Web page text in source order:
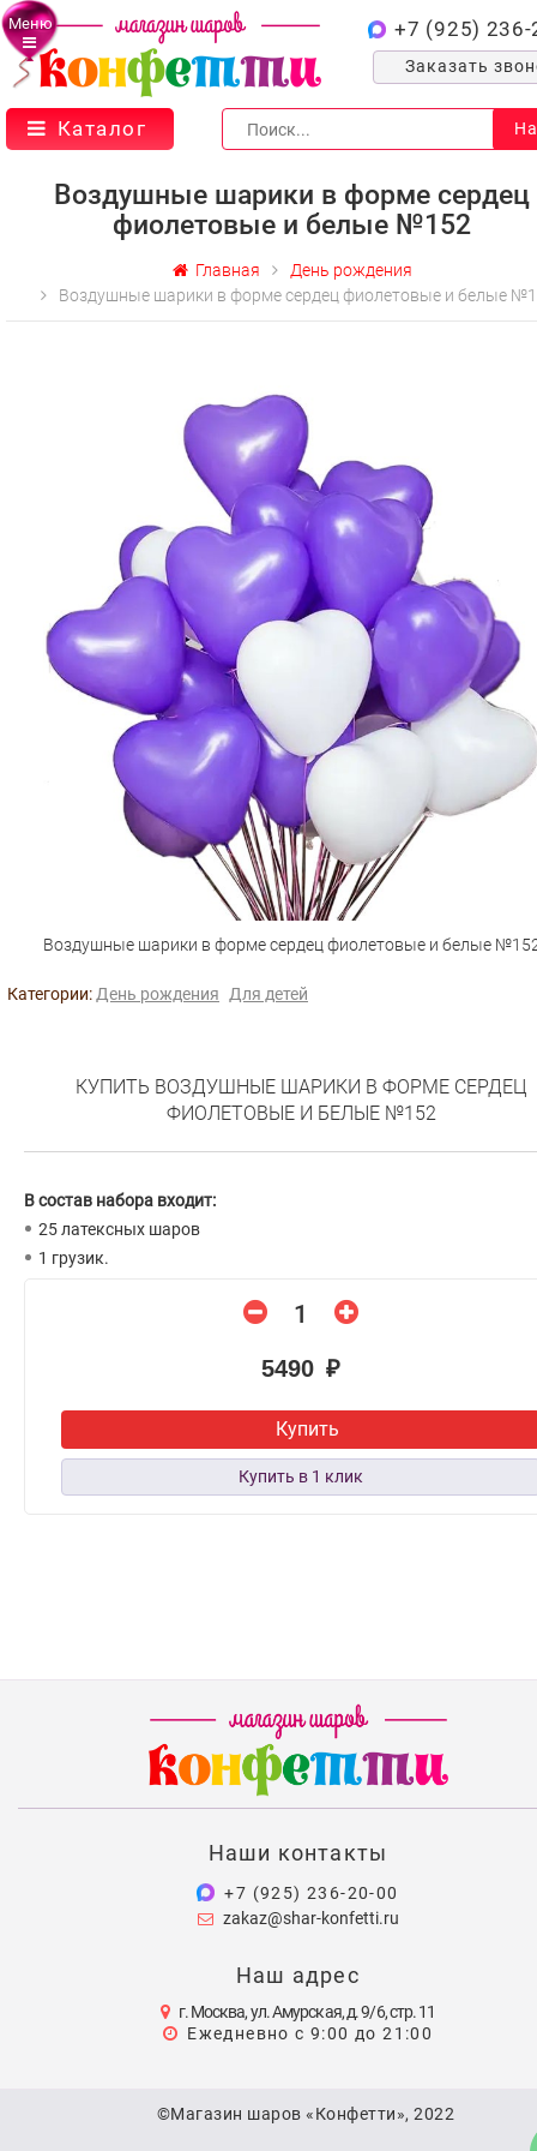
Меню +7 (925) 236-
Заказать
Каталог
Воздушные шарики в форме сердец
фиолетовые и белые №152
Главная
День рождения
Воздушные шарики в форме сердец фиолетовые и белые
Воздушные шарики в форме сердец фиолетовые и белые
Категории: День рождения Для детей
КУПИТЬ ВОЗДУШНЫЕ ШАРИКИ В ФОРМЕ СЕРДЕЦ
ФИОЛЕТОВЫЕ И БЕЛЫЕ №152
В состав набора входит:
25 латексных шаров
1 грузик.
5490 ₽
Купить
Наши контакты
+7 (925) 236-20-00
zakaz@shar-konfetti.ru
Наш адрес
г. Москва, ул. Амурская, д. 9/6, стр. 11
Ежедневно с 9:00 до 21:00
©Магазин шаров «Конфетти», 2022